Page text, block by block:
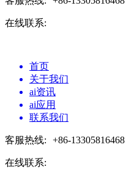
在线联系:
首页
关于我们
ai资讯
ai应用
联系我们
客服热线: +86-13305816468
在线联系: